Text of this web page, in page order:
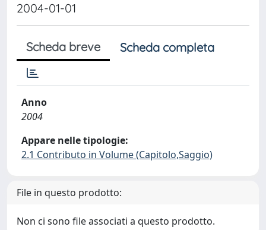
2004-01-01
Scheda breve Scheda completa
Anno
2004
Appare nelle tipologie:
2.1 Contributo in Volume (Capitolo,Saggio)
File in questo prodotto:
Non ci sono file associati a questo prodotto.